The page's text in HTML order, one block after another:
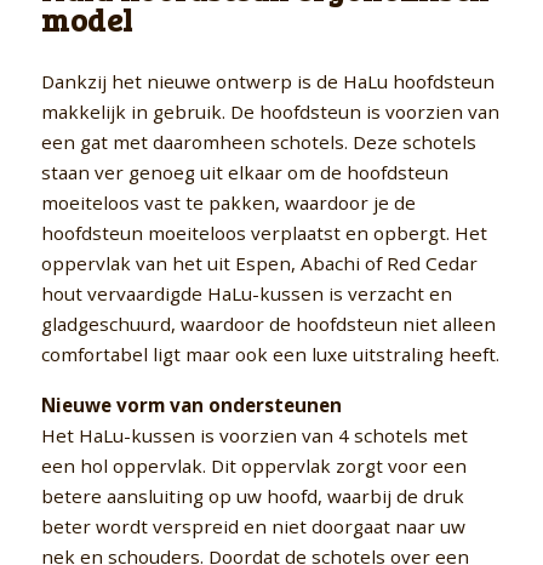
model
Dankzij het nieuwe ontwerp is de HaLu hoofdsteun
makkelijk in gebruik. De hoofdsteun is voorzien van
een gat met daaromheen schotels. Deze schotels
staan ver genoeg uit elkaar om de hoofdsteun
moeiteloos vast te pakken, waardoor je de
hoofdsteun moeiteloos verplaatst en opbergt. Het
oppervlak van het uit Espen, Abachi of Red Cedar
hout vervaardigde HaLu-kussen is verzacht en
gladgeschuurd, waardoor de hoofdsteun niet alleen
comfortabel ligt maar ook een luxe uitstraling heeft.
Nieuwe vorm van ondersteunen
Het HaLu-kussen is voorzien van 4 schotels met
een hol oppervlak. Dit oppervlak zorgt voor een
betere aansluiting op uw hoofd, waarbij de druk
beter wordt verspreid en niet doorgaat naar uw
nek en schouders. Doordat de schotels over een